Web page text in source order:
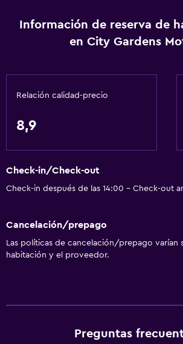
Adaptador
Microondas
Tetera/cafetera
Nevera
Información de reserva de
en City Gardens
Relación calidad-precio
8,9
Check-in/Check-out
Check-in después de las 14:00 - Check-out
Cancelación/prepago
Las políticas de cancelación/prepago varían
habitación y el proveedor.
Preguntas